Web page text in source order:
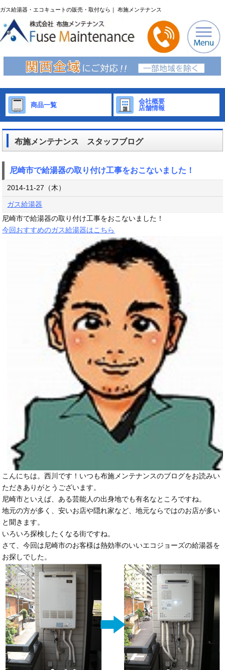
ガス給湯器・エコキュートの販売・取付なら｜ 布施メンテナンス
商品一覧
会社概要
店舗情報
布施メンテナンス スタッフブログ
尼崎市で給湯器の取り付け工事をおこないました！
2014-11-27（木）
ガス給湯器
尼崎市で給湯器の取り付け工事をおこないました！
今回おすすめのガス給湯器はこちら
こんにちは。西川です！いつも布施メンテナンスのブログをお読みい
ただきありがとうございます。
尼崎市といえば、ある芸能人の出身地でも有名なところですね。
地元の方が多く、安いお店や隠れ家など、地元ならではのお店が多い
と聞きます。
いろいろ探検したくなる街ですね。
さて、今回は尼崎市のお客様は熱効率のいいエコジョーズの給湯器を
お探しでした。